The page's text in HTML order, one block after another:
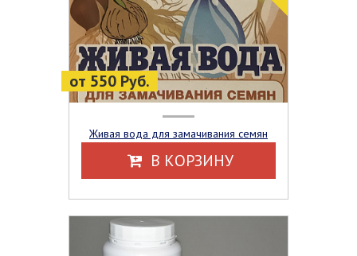
от 550 Руб.
Живая вода для замачивания семян
В КОРЗИНУ